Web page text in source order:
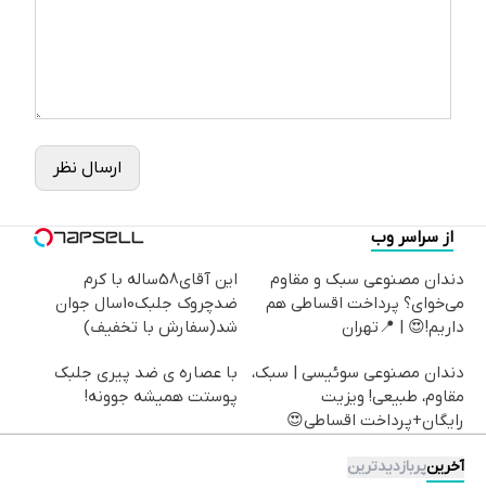
ارسال نظر
از سراسر وب
دندان مصنوعی سبک و مقاوم
می‌خوای؟ پرداخت اقساطی هم
داریم!😍 | 📍تهران
این آقای58ساله با کرم
ضدچروک جلبک10سال جوان
شد(سفارش با تخفیف)
دندان مصنوعی سوئیسی | سبک،
مقاوم، طبیعی! ویزیت
رایگان+پرداخت اقساطی😍
با عصاره ی ضد پیری جلبک
پوستت همیشه جوونه!
آخرینپربازدیدترین